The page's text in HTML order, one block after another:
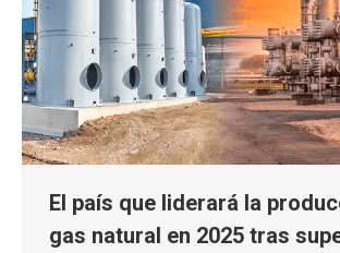
El país que liderará la
gas natural en 2025 tras